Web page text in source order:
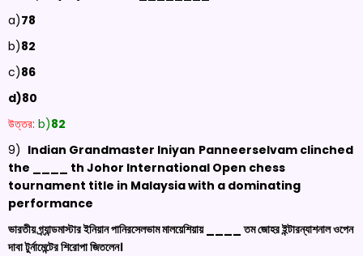
a)78
b)82
c)86
d)80
উত্তর: b)82
9) Indian Grandmaster Iniyan Panneerselvam clinched
the ____ th Johor International Open chess
tournament title in Malaysia with a dominating
performance
ভারতীয় গ্র্যান্ডমাস্টার ইনিয়ান পানিরসেলভাম মালয়েশিয়ায় ____ তম জোহর ইন্টারন্যাশনাল ওপেন
দাবা টুর্নামেন্টের শিরোপা জিতলেন।